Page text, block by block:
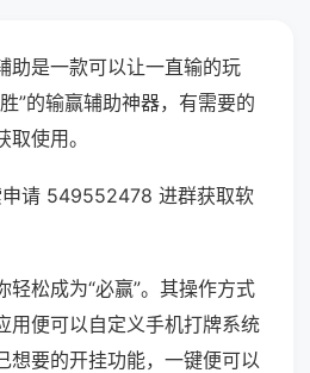
助是一款可以让一直输的玩
”的输赢辅助神器，有需要的
使用。
请 549552478 进群获取软
轻松成为“必赢”。其操作方式
用便可以自定义手机打牌系统
想要的开挂功能，一键便可以